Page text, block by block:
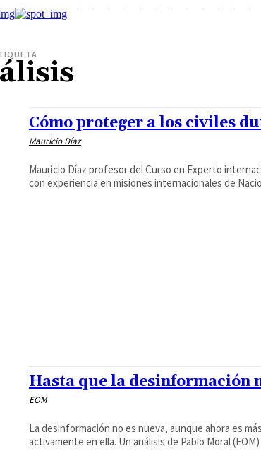
Cómo proteger a los civiles
Mauricio Díaz
Mauricio Díaz profesor del Curso en Experto
con experiencia en misiones internacionales de
Hasta que la desinformación
EOM
La desinformación no es nueva, aunque ahora es
activamente en ella. Un análisis de Pablo Moral